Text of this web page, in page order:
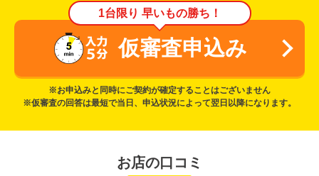
1台限り 早いもの勝ち！
仮審査申込み
※お申込みと同時にご契約が確定することはございません
※仮審査の回答は最短で当日、申込状況によって翌日以降になります。
お店の口コミ